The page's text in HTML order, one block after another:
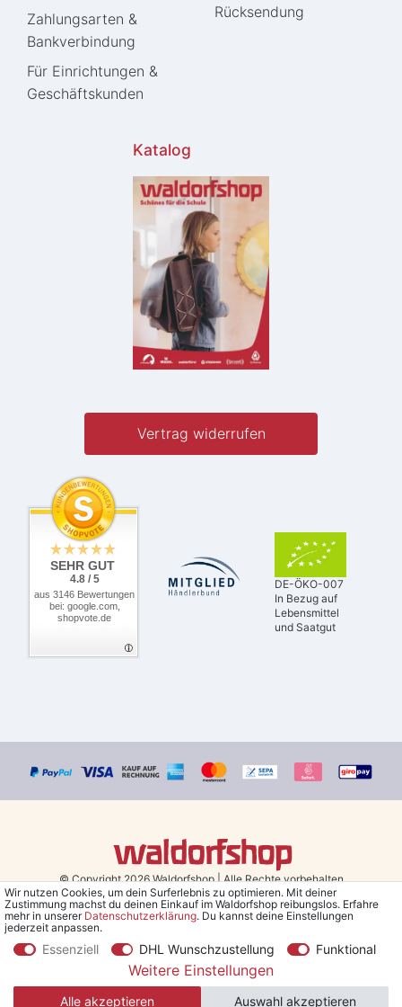
Zahlungsarten &
Bankverbindung
Für Einrichtungen &
Geschäftskunden
Rücksendung
Katalog
Vertrag widerrufen
SEHR GUT
4.8 / 5
aus 3146 Bewertungen
bei: google.com,
shopvote.de
DE-ÖKO-007
In Bezug auf
Lebensmittel
und Saatgut
© Copyright 2026 Waldorfshop|Alle Rechte vorbehalten.
Bestellungen mit Prio Versand bis 13 Uhr, garantierter Versand am
*Kostenlose Lieferung in Deutschland und Österreich ab 79 €.(gilt
nur für Sparversand - ausgenommen Sperrgut und Speditionsware)
**Den 5€ Gutschein erhältst du nach Bestätigung des Newsletters
Wir nutzen Cookies, um dein Surferlebnis zu optimieren. Mit deiner
Zustimmung machst du deinen Einkauf im Waldorfshop reibungslos. Erfahre
mehr in unserer Daten­schutz­erklärung. Du kannst deine Einstellungen
jederzeit anpassen.
Essenziell DHL Wunschzustellung Funktional
Weitere Einstellungen
Alle akzeptieren Auswahl akzeptieren